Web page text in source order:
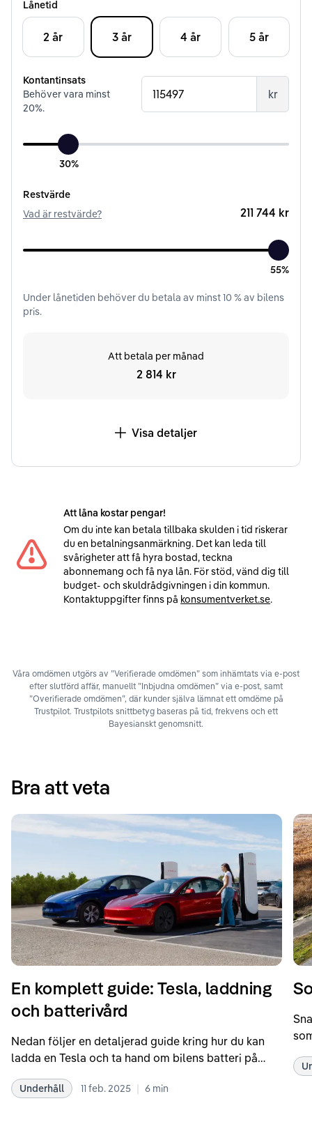
Lånetid
2 år 3 år 4 år 5 år
Kontantinsats
Behöver vara minst
20%.
kr
30%
Restvärde
Vad är restvärde?
211 744 kr
55%
Under lånetiden behöver du betala av minst10% av bilens
pris.
Att betala per månad
2 814 kr
Visa detaljer
Att låna kostar pengar!
Om du inte kan betala tillbaka skulden i tid riskerar
du en betalningsanmärkning. Det kan leda till
svårigheter att få hyra bostad, teckna
abonnemang och få nya lån. För stöd, vänd dig till
budget- och skuldrådgivningen i din kommun.
Kontaktuppgifter finns på konsumentverket.se.
Våra omdömen utgörs av ”Verifierade omdömen” som inhämtats via e-post
efter slutförd affär, manuellt ”Inbjudna omdömen” via e-post, samt
”Overifierade omdömen”, där kunder själva lämnat ett omdöme på
Trustpilot. Trustpilots snittbetyg baseras på tid, frekvens och ett
Bayesianskt genomsnitt.
Bra att veta
En komplett guide: Tesla, laddning
och batterivård
Nedan följer en detaljerad guide kring hur du kan
ladda en Tesla och ta hand om bilens batteri på
rekommendationer samt våra egna erfarenheter
Underhåll 11 feb. 2025 | 6 min